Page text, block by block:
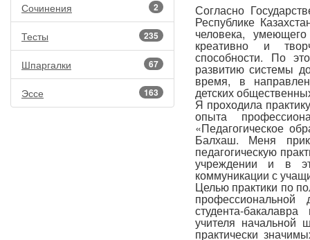
2
Сочинения
235
Тесты
67
Шпаргалки
163
Эссе
Согласно
Республике
человека,
креативно и
способности. По
развитию системы
время, в
детских
Я проходила
опыта
«Педагогическое
Балхаш. Меня
педагогическую
учреждении и в
коммуникации с
Целью практики по
студента-
учителя начальной
практически